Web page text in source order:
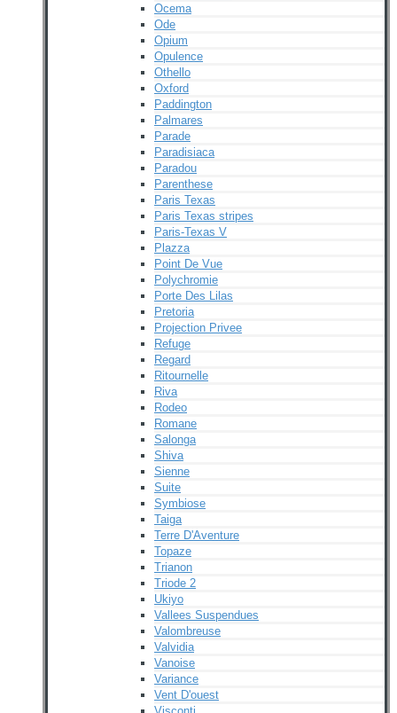
Ocema
Ode
Opium
Opulence
Othello
Oxford
Paddington
Palmares
Parade
Paradisiaca
Paradou
Parenthese
Paris Texas
Paris Texas stripes
Paris-Texas V
Plazza
Point De Vue
Polychromie
Porte Des Lilas
Pretoria
Projection Privee
Refuge
Regard
Ritournelle
Riva
Rodeo
Romane
Salonga
Shiva
Sienne
Suite
Symbiose
Taiga
Terre D'Aventure
Topaze
Trianon
Triode 2
Ukiyo
Vallees Suspendues
Valombreuse
Valvidia
Vanoise
Variance
Vent D'ouest